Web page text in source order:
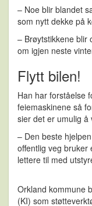
– Noe blir blandet
som nytt dekke på
– Brøytstikkene blir
om igjen neste
Flytt bilen!
Han har forståelse
feiemaskinene så
sier det er umulig
– Den beste
offentlig veg bruker
lettere til med
Orkland kommune
(KI) som